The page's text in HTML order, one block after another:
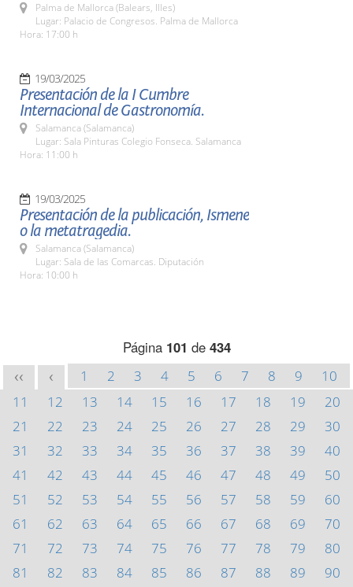
Palma de Mallorca (Balears, Illes)
Lugar: Palacio de Congresos. Palma de Mallorca
Hora: 17:00 h
19/03/2025
Presentación de la I Cumbre
Internacional de Gastronomía.
Salamanca (Salamanca)
Lugar: Sala Pinturas Colegio Fonseca. Salamanca
Hora: 11:00 h
19/03/2025
Presentación de la publicación, Ismene
o la metatragedia.
Salamanca (Salamanca)
Lugar: Sala de las Comarcas. Diputación
Hora: 10:00 h
Página 101 de 434
<< < 1 2 3 4 5 6 7 8 9
10
11
12 13 14 15 16 17 18 19
20
21
22 23 24 25 26 27 28 29
30
31
32 33 34 35 36 37 38 39
40
41
42 43 44 45 46 47 48 49
50
51
52 53 54 55 56 57 58 59
60
61
62 63 64 65 66 67 68 69
70
71
72 73 74 75 76 77 78 79
80
81
82 83 84 85 86 87 88 89
90